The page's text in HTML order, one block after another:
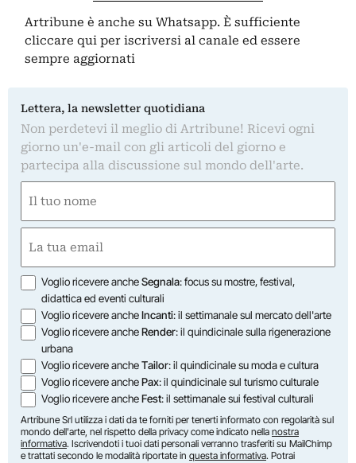
Artribune è anche su Whatsapp. È sufficiente
cliccare qui per iscriversi al canale ed essere
sempre aggiornati
Lettera, la newsletter quotidiana
Non perdetevi il meglio di Artribune! Ricevi ogni
giorno un'e-mail con gli articoli del giorno e
partecipa alla discussione sul mondo dell'arte.
(Required)
First
(Required)
Opzioni
Voglio ricevere ancheSegnala: focus su mostre, festival,
didattica ed eventi culturali
Voglio ricevere ancheIncanti: il settimanale sul mercato dell'arte
Voglio ricevere ancheRender: il quindicinale sulla rigenerazione
urbana
Voglio ricevere ancheTailor: il quindicinale su moda e cultura
Voglio ricevere anchePax: il quindicinale sul turismo culturale
Voglio ricevere ancheFest: il settimanale sui festival culturali
Artribune Srl utilizza i dati da te forniti per tenerti informato con regolarità sul
mondo dell'arte, nel rispetto della privacy come indicato nella nostra
informativa. Iscrivendoti i tuoi dati personali verranno trasferiti su MailChimp
e trattati secondo le modalità riportate in questa informativa. Potrai